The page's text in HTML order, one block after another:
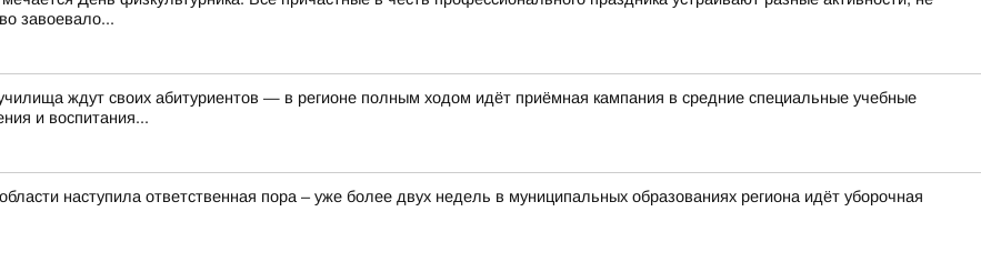
завоевало...
ждут своих абитуриентов — в регионе полным ходом идёт приёмная кампания в средние специальные учебные
и воспитания...
наступила ответственная пора – уже более двух недель в муниципальных образованиях региона идёт уборочная